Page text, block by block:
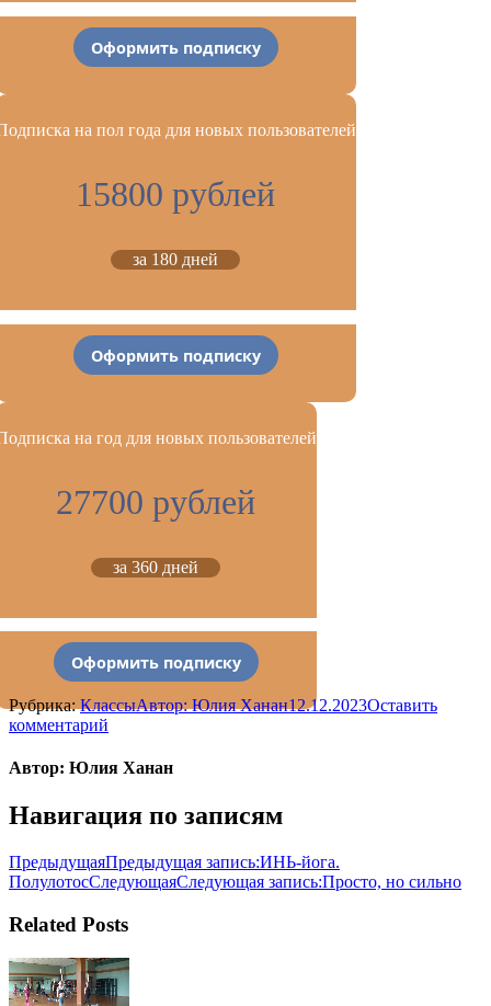
Оформить подписку
на пол года для новых пользователей
15800 рублей
за 180 дней
Оформить подписку
на год для новых пользователей
27700 рублей
за 360 дней
Оформить подписку
Рубрика:КлассыАвтор:Юлия Ханан12.12.2023Оставить
комментарий
Автор: Юлия Ханан
Навигация по записям
ПредыдущаяПредыдущая запись:ИНЬ-йога.
ПолулотосСледующаяСледующая запись:Просто, но сильно
Related Posts